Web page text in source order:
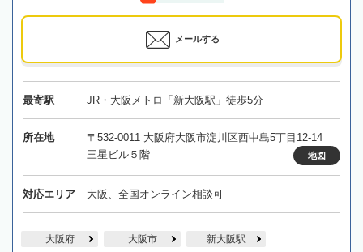
メールする
最寄駅 JR・大阪メトロ「新大阪駅」徒歩5分
所在地
〒532-0011 大阪府大阪市淀川区西中島5丁目12-14
三星ビル５階
地図
対応エリア 大阪、全国オンライン相談可
大阪府 大阪市 新大阪駅